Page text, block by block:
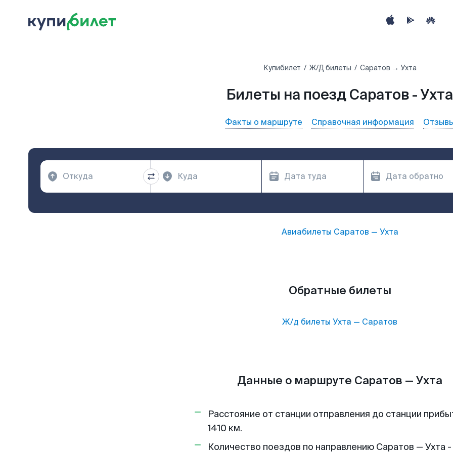
Купибилет Ж/Д билеты Саратов → Ухта
Билеты на поезд Саратов - Ухта
Факты о маршруте Справочная информация
Авиабилеты Саратов — Ухта
Обратные билеты
Ж/д билеты Ухта — Саратов
Данные о маршруте Саратов — Ухта
Расстояние от станции отправления до станции
1410 км.
Количество поездов по направлению Саратов — Ухта -